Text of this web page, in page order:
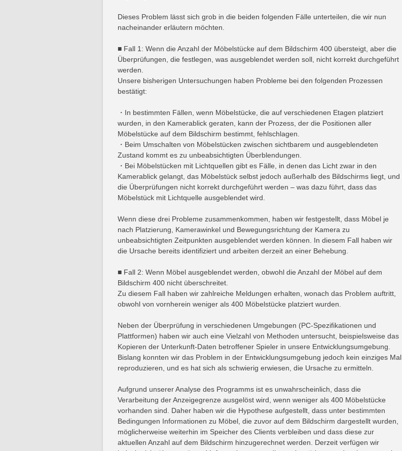
Dieses Problem lässt sich grob in die beiden folgenden Fälle unterteilen, die wir nun
nacheinander erläutern möchten.
■ Fall 1: Wenn die Anzahl der Möbelstücke auf dem Bildschirm 400 übersteigt, aber die
Überprüfungen, die festlegen, was ausgeblendet werden soll, nicht korrekt durchgeführt
werden.
Unsere bisherigen Untersuchungen haben Probleme bei den folgenden Prozessen
bestätigt:
・In bestimmten Fällen, wenn Möbelstücke, die auf verschiedenen Etagen platziert
wurden, in den Kamerablick geraten, kann der Prozess, der die Positionen aller
Möbelstücke auf dem Bildschirm bestimmt, fehlschlagen.
・Beim Umschalten von Möbelstücken zwischen sichtbarem und ausgeblendeten
Zustand kommt es zu unbeabsichtigten Überblendungen.
・Bei Möbelstücken mit Lichtquellen gibt es Fälle, in denen das Licht zwar in den
Kamerablick gelangt, das Möbelstück selbst jedoch außerhalb des Bildschirms liegt, und
die Überprüfungen nicht korrekt durchgeführt werden – was dazu führt, dass das
Möbelstück mit Lichtquelle ausgeblendet wird.
Wenn diese drei Probleme zusammenkommen, haben wir festgestellt, dass Möbel je
nach Platzierung, Kamerawinkel und Bewegungsrichtung der Kamera zu
unbeabsichtigten Zeitpunkten ausgeblendet werden können. In diesem Fall haben wir
die Ursache bereits identifiziert und arbeiten derzeit an einer Behebung.
■ Fall 2: Wenn Möbel ausgeblendet werden, obwohl die Anzahl der Möbel auf dem
Bildschirm 400 nicht überschreitet.
Zu diesem Fall haben wir zahlreiche Meldungen erhalten, wonach das Problem auftritt,
obwohl von vornherein weniger als 400 Möbelstücke platziert wurden.
Neben der Überprüfung in verschiedenen Umgebungen (PC-Spezifikationen und
Plattformen) haben wir auch eine Vielzahl von Methoden untersucht, beispielsweise das
Kopieren der Unterkunft-Daten betroffener Spieler in unsere Entwicklungsumgebung.
Bislang konnten wir das Problem in der Entwicklungsumgebung jedoch kein einziges Mal
reproduzieren, und es hat sich als schwierig erwiesen, die Ursache zu ermitteln.
Aufgrund unserer Analyse des Programms ist es unwahrscheinlich, dass die
Verarbeitung der Anzeigegrenze ausgelöst wird, wenn weniger als 400 Möbelstücke
vorhanden sind. Daher haben wir die Hypothese aufgestellt, dass unter bestimmten
Bedingungen Informationen zu Möbel, die zuvor auf dem Bildschirm dargestellt wurden,
möglicherweise weiterhin im Speicher des Clients verbleiben und dass diese zur
aktuellen Anzahl auf dem Bildschirm hinzugerechnet werden. Derzeit verfügen wir